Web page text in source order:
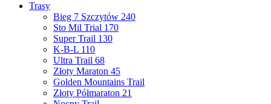
Trasy
Bieg 7 Szczytów 240
Sto Mil Trial 170
Super Trail 130
K-B-L 110
Ultra Trail 68
Złoty Maraton 45
Golden Mountains Trail
Złoty Półmaraton 21